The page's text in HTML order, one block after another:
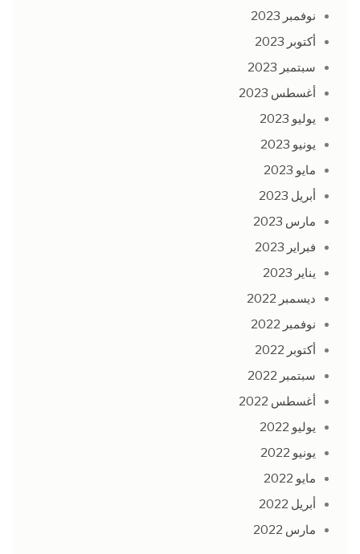
نوفمبر 2023
أكتوبر 2023
سبتمبر 2023
أغسطس 2023
يوليو 2023
يونيو 2023
مايو 2023
أبريل 2023
مارس 2023
فبراير 2023
يناير 2023
ديسمبر 2022
نوفمبر 2022
أكتوبر 2022
سبتمبر 2022
أغسطس 2022
يوليو 2022
يونيو 2022
مايو 2022
أبريل 2022
مارس 2022